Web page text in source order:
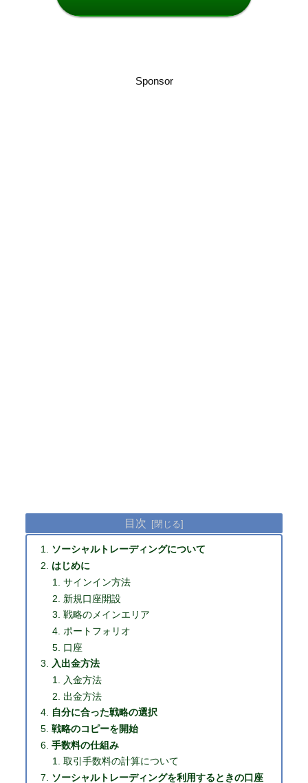
Sponsor
目次
ソーシャルトレーディングについて
はじめに
サインイン方法
新規口座開設
戦略のメインエリア
ポートフォリオ
口座
入出金方法
入金方法
出金方法
自分に合った戦略の選択
戦略のコピーを開始
手数料の仕組み
取引手数料の計算について
ソーシャルトレーディングを利用するときの口座